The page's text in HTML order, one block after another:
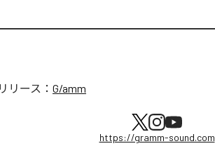
リース： G/amm
https://gramm-sound.com